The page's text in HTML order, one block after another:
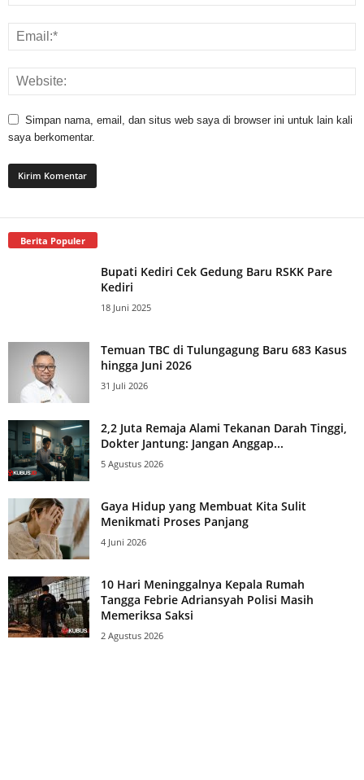
Simpan nama, email, dan situs web saya di browser ini untuk lain kali
saya berkomentar.
Berita Populer
Bupati Kediri Cek Gedung Baru RSKK Pare
Kediri
18 Juni 2025
Temuan TBC di Tulungagung Baru 683 Kasus
hingga Juni 2026
31 Juli 2026
2,2 Juta Remaja Alami Tekanan Darah Tinggi,
Dokter Jantung: Jangan Anggap...
5 Agustus 2026
Gaya Hidup yang Membuat Kita Sulit
Menikmati Proses Panjang
4 Juni 2026
10 Hari Meninggalnya Kepala Rumah
Tangga Febrie Adriansyah Polisi Masih
Memeriksa Saksi
2 Agustus 2026